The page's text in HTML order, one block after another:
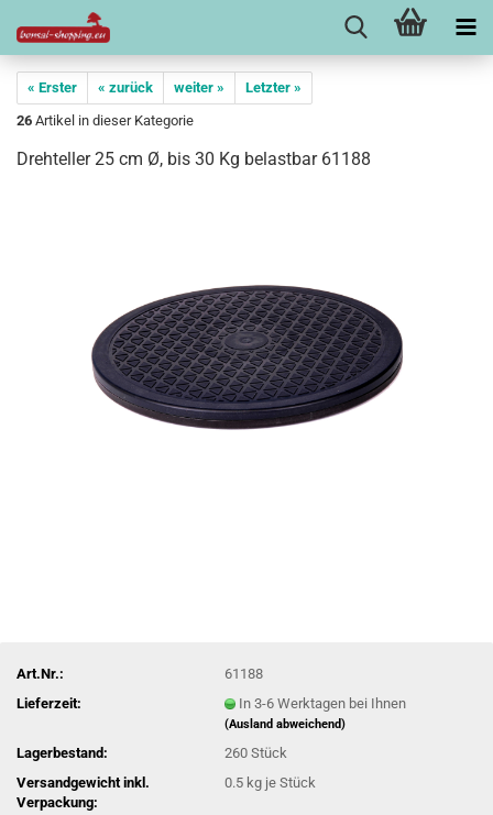
« Erster « zurück weiter »
Letzter »
26 Artikel in dieser Kategorie
Drehteller 25 cm Ø, bis 30 Kg belastbar 61188
Art.Nr.:
61188
Lieferzeit:
In 3-6 Werktagen bei Ihnen
(Ausland abweichend)
Lagerbestand: 260Stück
Versandgewicht inkl.
Verpackung:
0.5 kg je Stück